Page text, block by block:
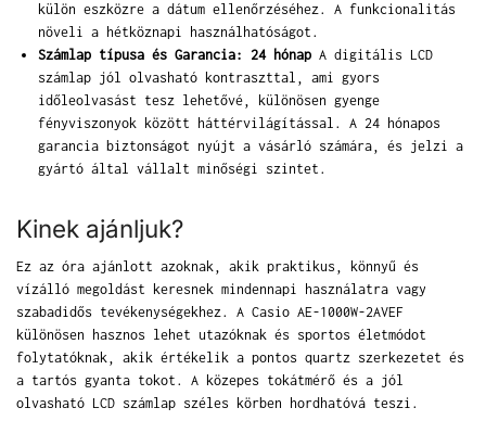
külön eszközre a dátum ellenőrzéséhez. A funkcionalitás
növeli a hétköznapi használhatóságot.
Számlap típusa és Garancia: 24 hónap A digitális LCD
számlap jól olvasható kontraszttal, ami gyors
időleolvasást tesz lehetővé, különösen gyenge
fényviszonyok között háttérvilágítással. A 24 hónapos
garancia biztonságot nyújt a vásárló számára, és jelzi a
gyártó által vállalt minőségi szintet.
Kinek ajánljuk?
Ez az óra ajánlott azoknak, akik praktikus, könnyű és
vízálló megoldást keresnek mindennapi használatra vagy
szabadidős tevékenységekhez. A Casio AE-1000W-2AVEF
különösen hasznos lehet utazóknak és sportos életmódot
folytatóknak, akik értékelik a pontos quartz szerkezetet és
a tartós gyanta tokot. A közepes tokátmérő és a jól
olvasható LCD számlap széles körben hordhatóvá teszi.